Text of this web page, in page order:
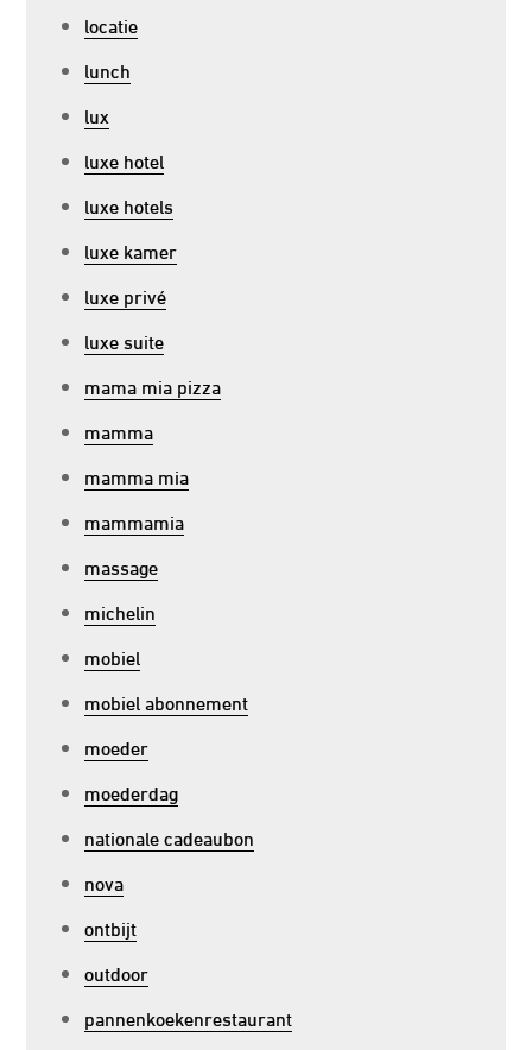
locatie
lunch
lux
luxe hotel
luxe hotels
luxe kamer
luxe privé
luxe suite
mama mia pizza
mamma
mamma mia
mammamia
massage
michelin
mobiel
mobiel abonnement
moeder
moederdag
nationale cadeaubon
nova
ontbijt
outdoor
pannenkoekenrestaurant